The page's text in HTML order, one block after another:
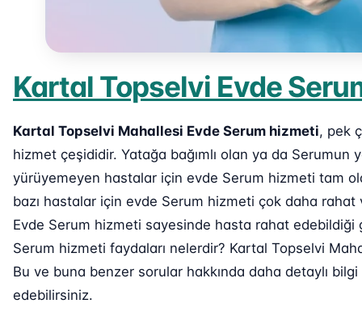
Kartal Topselvi Evde
Kartal Topselvi Mahallesi Evde Serum hizmeti, pek
hizmet çeşididir. Yatağa bağımlı olan ya da
yürüyemeyen hastalar için evde Serum hizmeti tam
bazı hastalar için evde Serum hizmeti çok daha
Evde Serum hizmeti sayesinde hasta rahat edebildiği
Serum hizmeti faydaları nelerdir? Kartal Topselvi
Bu ve buna benzer sorular hakkında daha detaylı
edebilirsiniz.